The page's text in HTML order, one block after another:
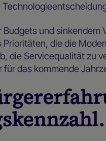
und
Prioritäten, die die
die Servicequalität zu
das kommende